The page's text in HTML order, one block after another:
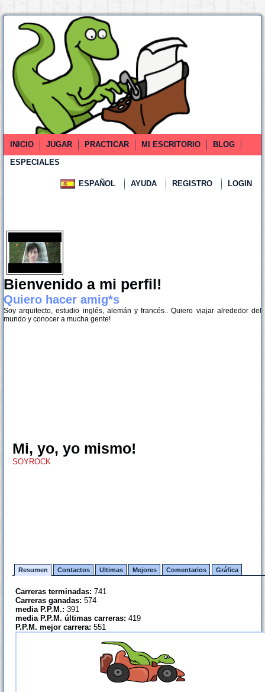
INICIO JUGAR PRACTICAR MI ESCRITORIO
BLOG
ESPECIALES
ESPAÑOL AYUDA REGISTRO LOGIN
Bienvenido a mi perfil!
Quiero hacer amig*s
Soy arquitecto, estudio inglés, alemán y francés.. Quiero viajar alrededor del
mundo y conocer a mucha gente!
Mi, yo, yo mismo!
SOYROCK
Resumen Contactos Ultimas Mejores Comentarios Gráfica
Carreras terminadas: 741
Carreras ganadas: 574
media P.P.M.: 391
media P.P.M. últimas carreras: 419
P.P.M. mejor carrera: 551